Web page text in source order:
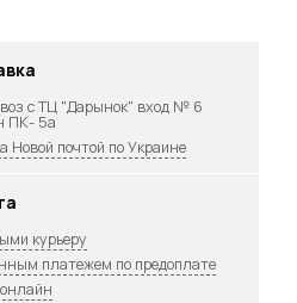
с ТЦ "Дарынок" вход № 6
ПК- 5а
Новой почтой по Украине
курьеру
платежем по предоплате